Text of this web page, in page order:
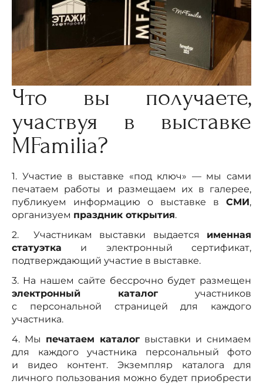
Что вы получаете,
участвуя в выставке
MFamilia?
1. Участие в выставке «под ключ» — мы сами
печатаем работы и размещаем их в галерее,
публикуем информацию о выставке в СМИ,
организуем праздник открытия.
2. Участникам выставки выдается именная
статуэтка и электронный сертификат,
подтверждающий участие в выставке.
3. На нашем сайте бессрочно будет размещен
электронный каталог участников
с персональной страницей для каждого
участника.
4. Мы печатаем каталог выставки и снимаем
для каждого участника персональный фото
и видео контент. Экземпляр каталога для
личного пользования можно будет приобрести